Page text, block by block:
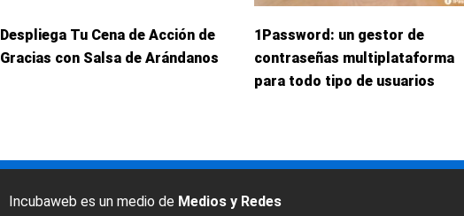
Despliega Tu Cena de Acción de
Gracias con Salsa de Arándanos
1Password: un gestor de
contraseñas multiplataforma
para todo tipo de usuarios
Incubaweb es un medio de Medios y Redes